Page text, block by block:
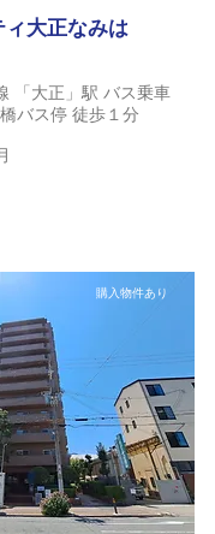
ィ大正なみは
「大正」駅 バス乗車
バス停 徒歩１分
購入物件あり